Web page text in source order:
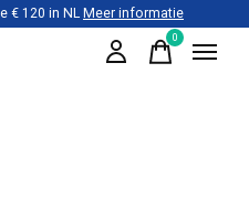
€ 120 in NLMeer informatie
0items